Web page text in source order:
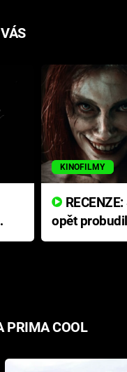
KINOFILMY
opět
přichází s
PRIMA COOL